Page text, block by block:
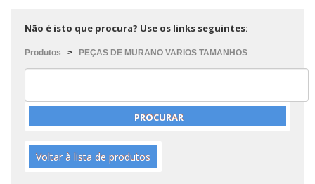
Não é isto que procura? Use os links seguintes:
Produtos > PEÇAS DE MURANO VARIOS TAMANHOS
Voltar à lista de produtos